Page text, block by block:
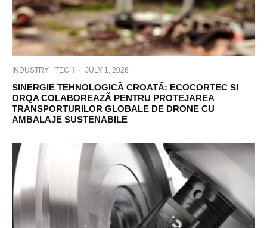
INDUSTRY TECH · JULY 1, 2026
SINERGIE TEHNOLOGICÃ CROATÃ: ECOCORTEC SI
ORQA COLABOREAZÃ PENTRU PROTEJAREA
TRANSPORTURILOR GLOBALE DE DRONE CU
AMBALAJE SUSTENABILE